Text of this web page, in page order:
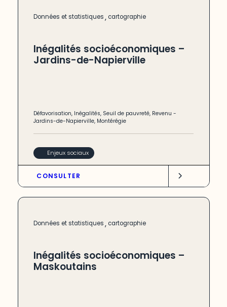
Données et statistiques, cartographie
Inégalités socioéconomiques –
Jardins-de-Napierville
Défavorisation, Inégalités, Seuil de pauvreté, Revenu -
Jardins-de-Napierville, Montérégie
Enjeux sociaux
CONSULTER
Données et statistiques, cartographie
Inégalités socioéconomiques –
Maskoutains